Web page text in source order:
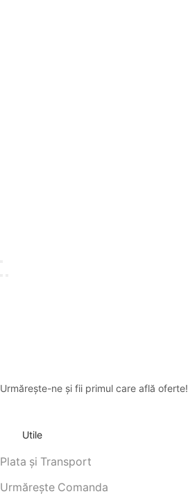
Urmărește-ne și fii primul care află oferte!
Utile
Plata și Transport
Urmărește Comanda